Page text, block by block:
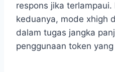
respons jika
keduanya, mode xhigh
dalam tugas jangka
penggunaan token